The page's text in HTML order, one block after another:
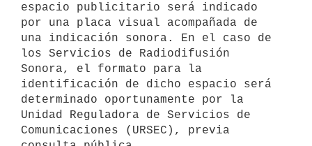
espacio publicitario será indicado
por una placa visual acompañada de
una indicación sonora. En el caso de
los Servicios de Radiodifusión
Sonora, el formato para la
identificación de dicho espacio será
determinado oportunamente por la
Unidad Reguladora de Servicios de
Comunicaciones (URSEC), previa